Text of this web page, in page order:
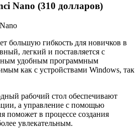
Nano (310 долларов)
большую гибкость для новичков в
легкий и поставляется с
удобным программным
как с устройствами Windows, так
рабочий стол обеспечивают
а управление с помощью
поможет в процессе создания
увлекательным.